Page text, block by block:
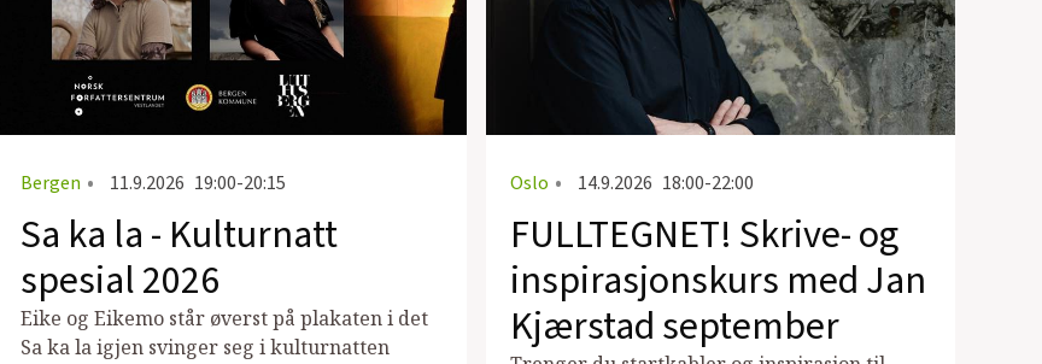
Bergen • 11.9.2026 19:00-20:15
Sa ka la - Kulturnatt
spesial 2026
Eike og Eikemo står øverst på plakaten i det
Sa ka la igjen svinger seg i kulturnatten
Oslo • 14.9.2026 18:00-22:00
FULLTEGNET! Skrive- og
inspirasjonskurs med Jan
Kjærstad september